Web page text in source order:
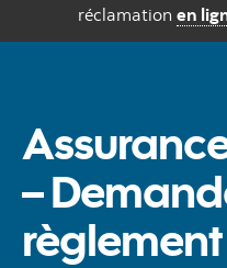
réclamation en
–
règlement